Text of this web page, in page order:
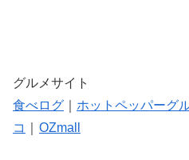
グルメサイト
食べログ
ホットペッパーグ
コ
OZmall